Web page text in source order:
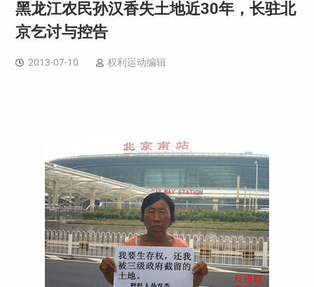
黑龙江农民孙汉香失土地近30年，长驻北
京乞讨与控告
2013-07-10 权利运动编辑